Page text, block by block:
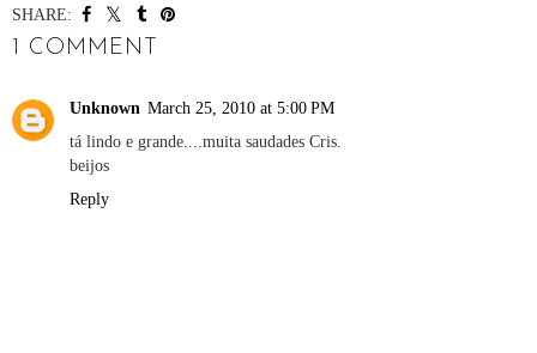
SHARE:
1 COMMENT
Unknown March 25, 2010 at 5:00 PM
tá lindo e grande....muita saudades Cris.
beijos
Reply